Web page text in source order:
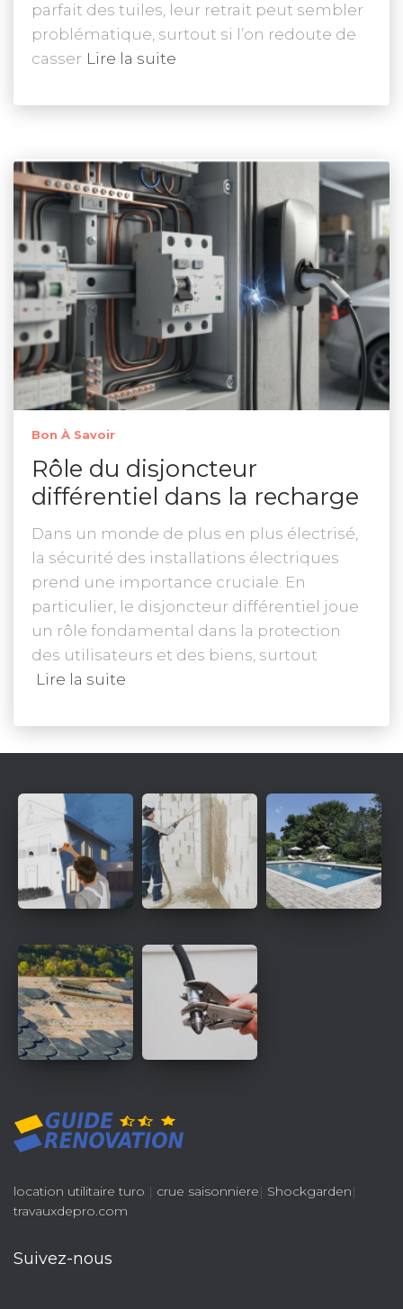
parfait des tuiles, leur retrait peut sembler
problématique, surtout si l’on redoute de
casser Lire la suite
Bon À Savoir
Rôle du disjoncteur
différentiel dans la recharge
Dans un monde de plus en plus électrisé,
la sécurité des installations électriques
prend une importance cruciale. En
particulier, le disjoncteur différentiel joue
un rôle fondamental dans la protection
des utilisateurs et des biens, surtout
Lire la suite
location utilitaire turo | crue saisonniere| Shockgarden|
travauxdepro.com
Suivez-nous